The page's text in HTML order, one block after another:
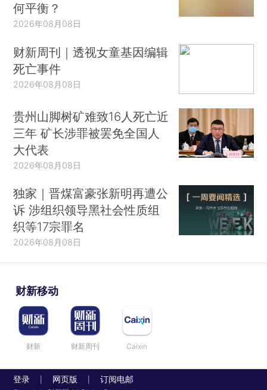
何平衡？
2026年08月08日
财新周刊｜透视女童基因编辑
死亡事件
2026年08月08日
贵州山脚树矿难致16人死亡近
三年 矿长涉罪被罢免全国人
大代表
2026年08月08日
独家｜晋煤富豪张新明再遭公
诉 涉组织领导黑社会性质组
织等17宗罪名
2026年08月08日
财新移动
财新 财新周刊 Caixin
登录 网页版 订阅电邮